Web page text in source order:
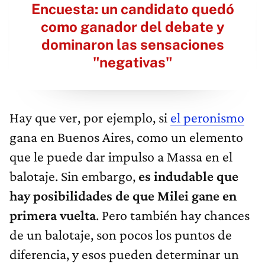
Encuesta: un candidato quedó
como ganador del debate y
dominaron las sensaciones
"negativas"
Hay que ver, por ejemplo, si el peronismo
gana en Buenos Aires, como un elemento
que le puede dar impulso a Massa en el
balotaje. Sin embargo, es indudable que
hay posibilidades de que Milei gane en
primera vuelta. Pero también hay chances
de un balotaje, son pocos los puntos de
diferencia, y esos pueden determinar un